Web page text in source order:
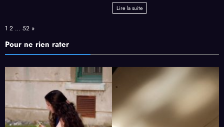
Lire la suite
Page:
1 2 … 52 Next
»
Pour ne rien rater